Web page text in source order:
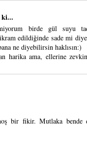
ki...
birde gül suyu
edildiğinde sade mi
ne diyebilirsin haklısın:)
harika ama, ellerine
bir fikir. Mutlaka bende